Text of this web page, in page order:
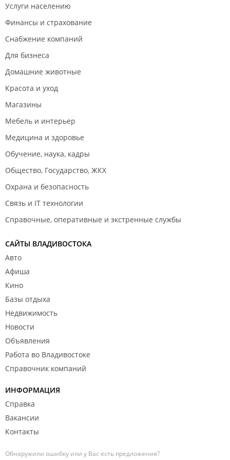
Услуги населению
Финансы и страхование
Снабжение компаний
Для бизнеса
Домашние животные
Красота и уход
Магазины
Мебель и интерьер
Медицина и здоровье
Обучение, наука, кадры
Общество, Государство, ЖКХ
Охрана и безопасность
Связь и IT технологии
Справочные, оперативные и экстренные службы
САЙТЫ ВЛАДИВОСТОКА
Авто
Афиша
Кино
Базы отдыха
Недвижимость
Новости
Объявления
Работа во Владивостоке
Справочник компаний
ИНФОРМАЦИЯ
Справка
Вакансии
Контакты
Обнаружили ошибку или у Вас есть предложения?